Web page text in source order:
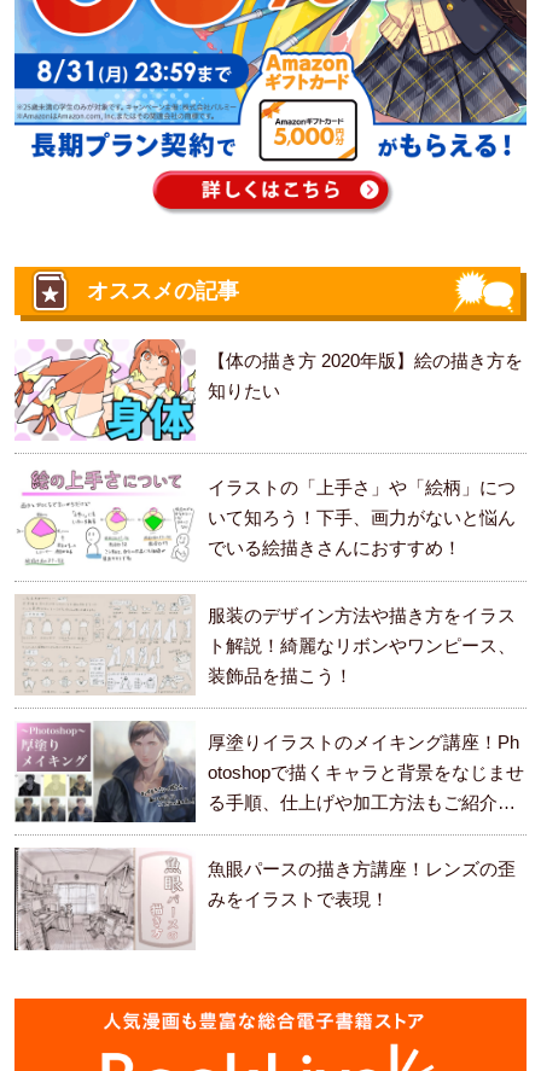
オススメの記事
【体の描き方 2020年版】絵の描き方を
知りたい
イラストの「上手さ」や「絵柄」につ
いて知ろう！下手、画力がないと悩ん
でいる絵描きさんにおすすめ！
服装のデザイン方法や描き方をイラス
ト解説！綺麗なリボンやワンピース、
装飾品を描こう！
厚塗りイラストのメイキング講座！Ph
otoshopで描くキャラと背景をなじませ
る手順、仕上げや加工方法もご紹介し
ます。
魚眼パースの描き方講座！レンズの歪
みをイラストで表現！